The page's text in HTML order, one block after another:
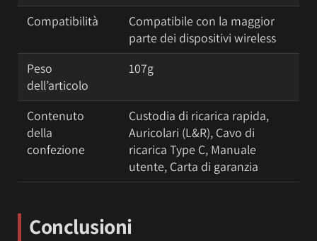
Compatibilità
Compatibile con la maggior
parte dei dispositivi wireless
Peso
dell’articolo
107g
Contenuto
della
confezione
Custodia di ricarica rapida,
Auricolari (L&R), Cavo di
ricarica Type C, Manuale
utente, Carta di garanzia
Conclusioni